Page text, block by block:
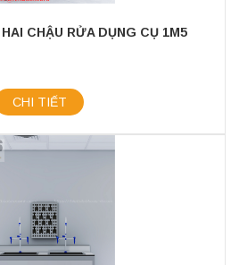
CHẬU RỬA DỤNG CỤ 1M5
CHI TIẾT